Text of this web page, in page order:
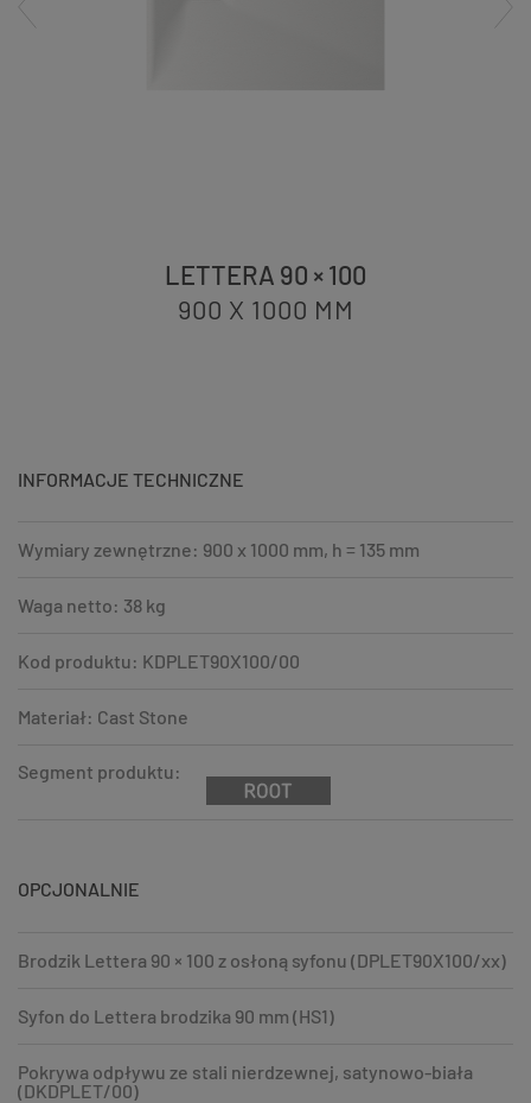
LETTERA 90 × 100
900 X 1000 MM
INFORMACJE TECHNICZNE
Wymiary zewnętrzne: 900 x 1000 mm, h = 135 mm
Waga netto: 38 kg
Kod produktu: KDPLET90X100/00
Materiał: Cast Stone
Segment produktu:
OPCJONALNIE
Brodzik Lettera 90 × 100 z osłoną syfonu (DPLET90X100/xx)
Syfon do Lettera brodzika 90 mm (HS1)
Pokrywa odpływu ze stali nierdzewnej, satynowo-biała
(DKDPLET/00)